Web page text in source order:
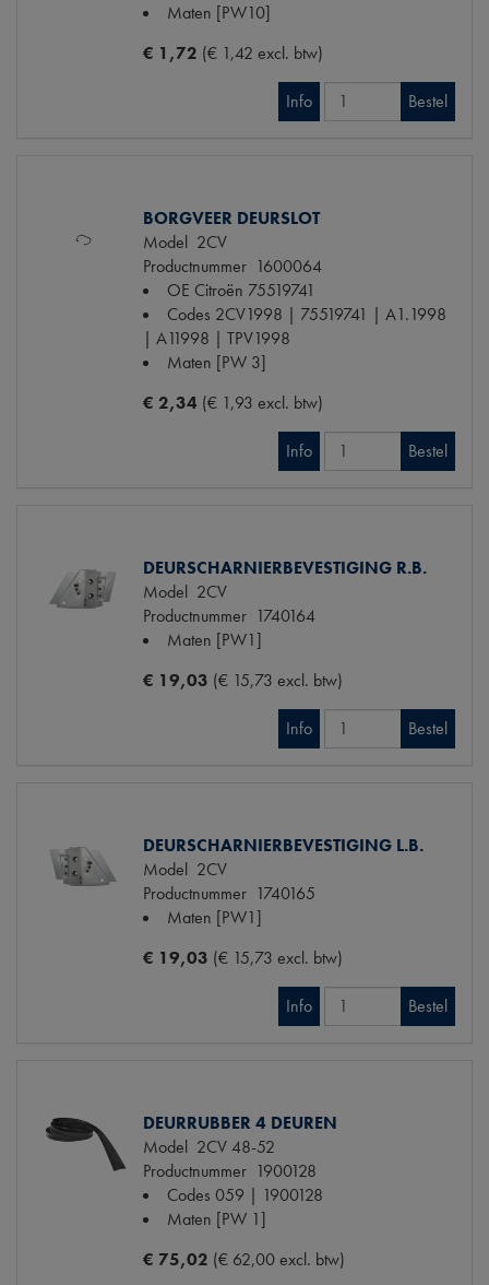
Maten [PW10]
€ 1,72 (€ 1,42 excl. btw)
Info Bestel
BORGVEER DEURSLOT
Model 2CV
Productnummer 1600064
OE Citroën 75519741
Codes 2CV1998 | 75519741 | A1.1998
| A11998 | TPV1998
Maten [PW 3]
€ 2,34 (€ 1,93 excl. btw)
Info Bestel
DEURSCHARNIERBEVESTIGING R.B.
Model 2CV
Productnummer 1740164
Maten [PW1]
€ 19,03 (€ 15,73 excl. btw)
Info Bestel
DEURSCHARNIERBEVESTIGING L.B.
Model 2CV
Productnummer 1740165
Maten [PW1]
€ 19,03 (€ 15,73 excl. btw)
Info Bestel
DEURRUBBER 4 DEUREN
Model 2CV 48-52
Productnummer 1900128
Codes 059 | 1900128
Maten [PW 1]
€ 75,02 (€ 62,00 excl. btw)